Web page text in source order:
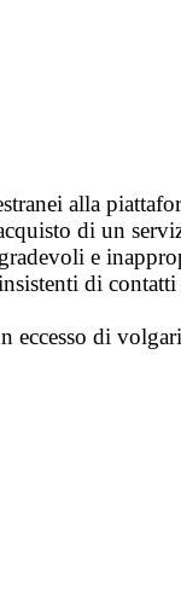
alla
di un
e
di
eccesso di